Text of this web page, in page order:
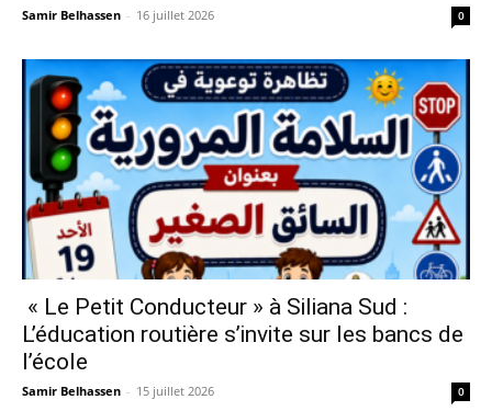
Samir Belhassen - 16 juillet 2026 0
« Le Petit Conducteur » à Siliana Sud :
L’éducation routière s’invite sur les bancs de
l’école
Samir Belhassen - 15 juillet 2026 0